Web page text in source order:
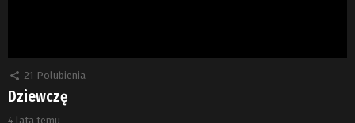
21 Polubienia
Dziewczę
4 lata temu